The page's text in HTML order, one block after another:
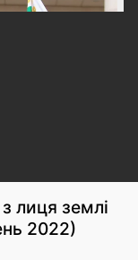
лиця землі
2022)